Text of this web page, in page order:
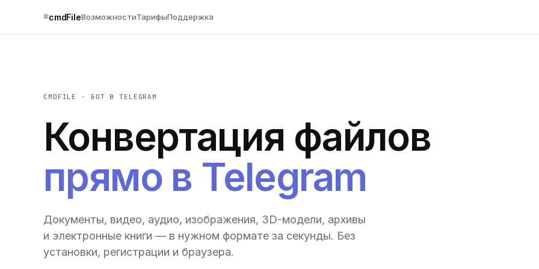
⌘cmdFileВозможностиТарифыПоддержка
CMDFILE · БОТ В TELEGRAM
Конвертация файлов
прямо в Telegram
Документы, видео, аудио, изображения, 3D-модели, архивы
и электронные книги — в нужном формате за секунды. Без
установки, регистрации и браузера.